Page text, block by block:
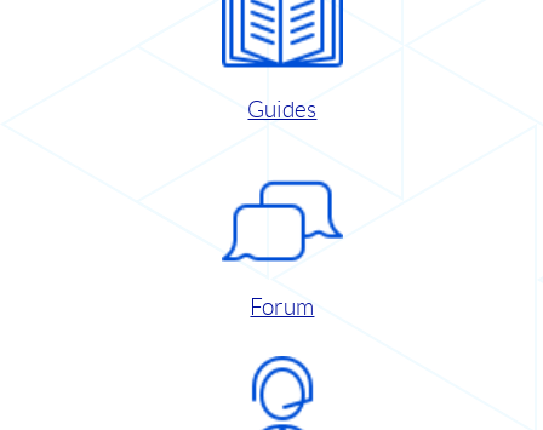
Guides
Forum